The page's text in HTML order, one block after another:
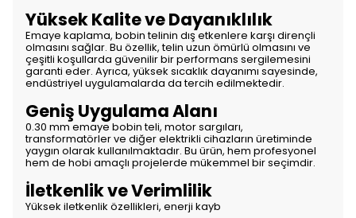
Yüksek Kalite ve Dayanıklılık
Emaye kaplama, bobin telinin dış etkenlere karşı dirençli
olmasını sağlar. Bu özellik, telin uzun ömürlü olmasını ve
çeşitli koşullarda güvenilir bir performans sergilemesini
garanti eder. Ayrıca, yüksek sıcaklık dayanımı sayesinde,
endüstriyel uygulamalarda da tercih edilmektedir.
Geniş Uygulama Alanı
0.30 mm emaye bobin teli, motor sargıları,
transformatörler ve diğer elektrikli cihazların üretiminde
yaygın olarak kullanılmaktadır. Bu ürün, hem profesyonel
hem de hobi amaçlı projelerde mükemmel bir seçimdir.
İletkenlik ve Verimlilik
Yüksek iletkenlik özellikleri, enerji kayb